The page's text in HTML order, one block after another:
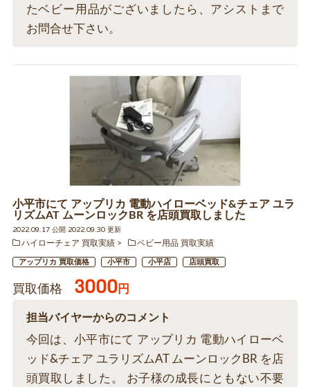
たベビー用品がございましたら、アシストまで
お問合せ下さい。
小平市にて アップリカ 電動ハイローベッド&チェア ユラ
リズムAT ムーンロックBR を店頭買取しました
2022.09.17 公開 2022.09.30 更新
ハイローチェア 買取実績
ベビー用品 買取実績
アップリカ 買取価格 小平市 小平店 店頭買取
買取価格 3000円
担当バイヤーからのコメント
今回は、小平市にて アップリカ 電動ハイローベ
ッド&チェア ユラリズムAT ムーンロックBR を店
頭買取しました。 お子様の成長にともない不要